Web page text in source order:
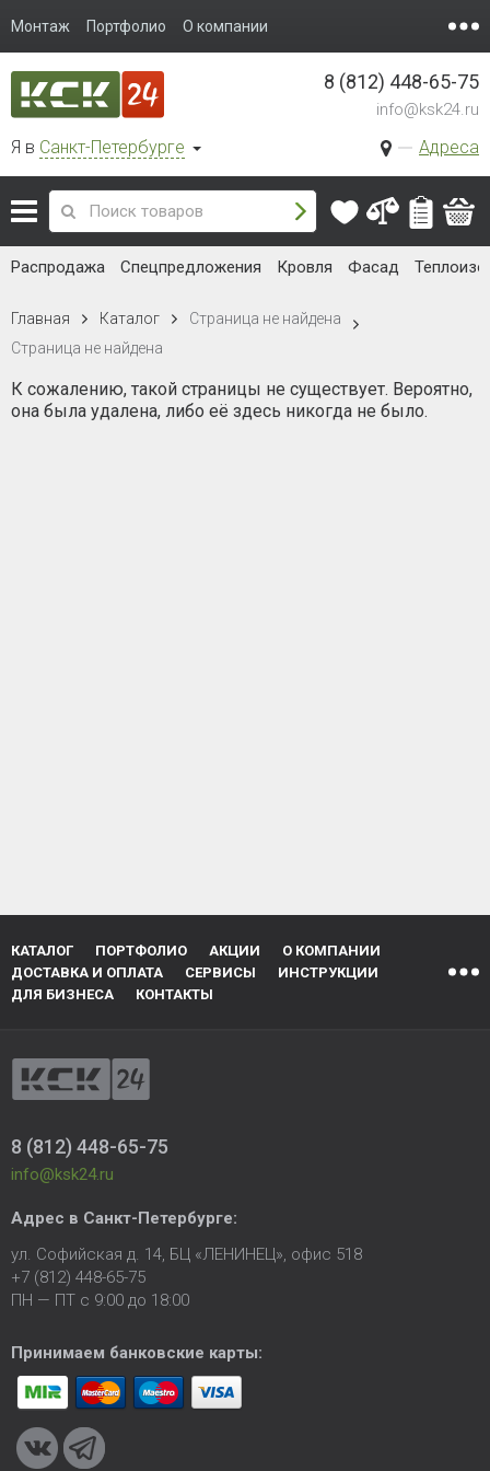
Монтаж Портфолио О компании
Я в Санкт-Петербурге Адреса
8 (812) 448-65-75
info@ksk24.ru
Распродажа Спецпредложения Кровля Фасад
Главная Каталог
Страница не найдена
Страница не найдена
К сожалению, такой страницы не существует. Вероятно,
она была удалена, либо её здесь никогда не было.
КАТАЛОГ ПОРТФОЛИО АКЦИИ
О КОМПАНИИ
ДОСТАВКА И ОПЛАТА
СЕРВИСЫ
ИНСТРУКЦИИ
ДЛЯ БИЗНЕСА
КОНТАКТЫ
8 (812) 448-65-75
info@ksk24.ru
Адрес в Санкт-Петербурге:
ул. Софийская д. 14, БЦ «ЛЕНИНЕЦ», офис 518
+7 (812) 448-65-75
ПН — ПТ с 9:00 до 18:00
Принимаем банковские карты: